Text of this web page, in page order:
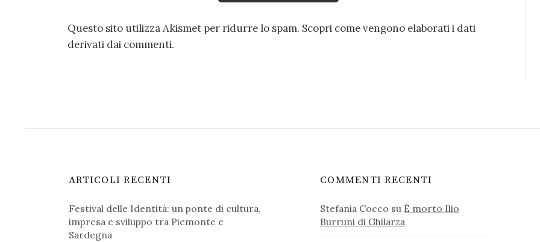
Questo sito utilizza Akismet per ridurre lo spam. Scopri come vengono elaborati i dati
derivati dai commenti.
ARTICOLI RECENTI
Festival delle Identità: un ponte di cultura,
impresa e sviluppo tra Piemonte e
Sardegna
COMMENTI RECENTI
Stefania Cocco su È morto Ilio
Burruni di Ghilarza